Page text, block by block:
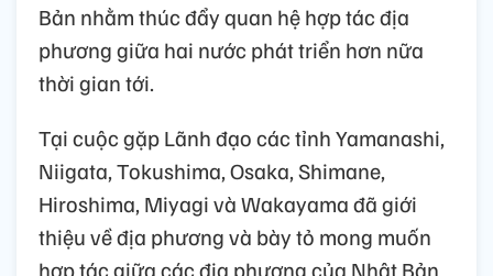
Bản nhằm thúc đẩy quan hệ hợp tác địa
phương giữa hai nước phát triển hơn nữa
thời gian tới.
Tại cuộc gặp Lãnh đạo các tỉnh Yamanashi,
Niigata, Tokushima, Osaka, Shimane,
Hiroshima, Miyagi và Wakayama đã giới
thiệu về địa phương và bày tỏ mong muốn
hợp tác giữa các địa phương của Nhật Bản